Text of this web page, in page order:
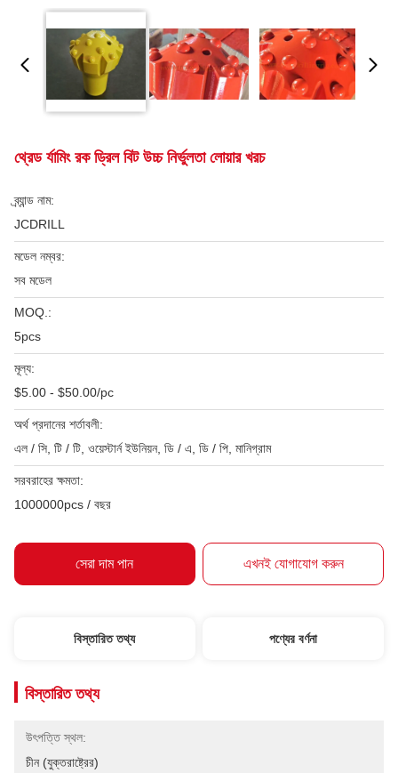
থ্রেড র্যামিং রক ড্রিল বিট উচ্চ নির্ভুলতা লোয়ার খরচ
ব্র্যান্ড নাম:
JCDRILL
মডেল নম্বর:
সব মডেল
MOQ.:
5pcs
মূল্য:
$5.00 - $50.00/pc
অর্থ প্রদানের শর্তাবলী:
এল / সি, টি / টি, ওয়েস্টার্ন ইউনিয়ন, ডি / এ, ডি / পি, মানিগ্রাম
সরবরাহের ক্ষমতা:
1000000pcs / বছর
সেরা দাম পান এখনই যোগাযোগ করুন
বিস্তারিত তথ্য পণ্যের বর্ণনা
বিস্তারিত তথ্য
উৎপত্তি স্থল:
চীন (যুক্তরাষ্ট্রের)